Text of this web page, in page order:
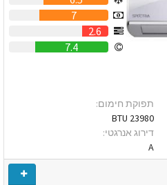
7
2.6
7.4
תפוקת חימום:
23980 BTU
דירוג אנרגטי:
A